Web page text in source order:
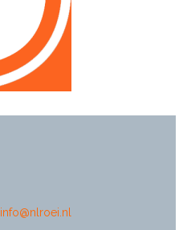
info@nlroei.nl